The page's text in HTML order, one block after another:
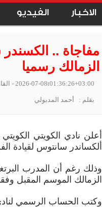
الاخبار الفيديو
مفاجاة ..
الزمالك رسميا
2026-07-08t01:36:26+03:00
-
بقلم : أحمد المدبولي
أعلن نادي الكويتي
ألكساندر سانتوس لقيادة
وذلك رغم أن المدرب
الزمالك الموسم المقبل
وكتب الحساب الرسمي